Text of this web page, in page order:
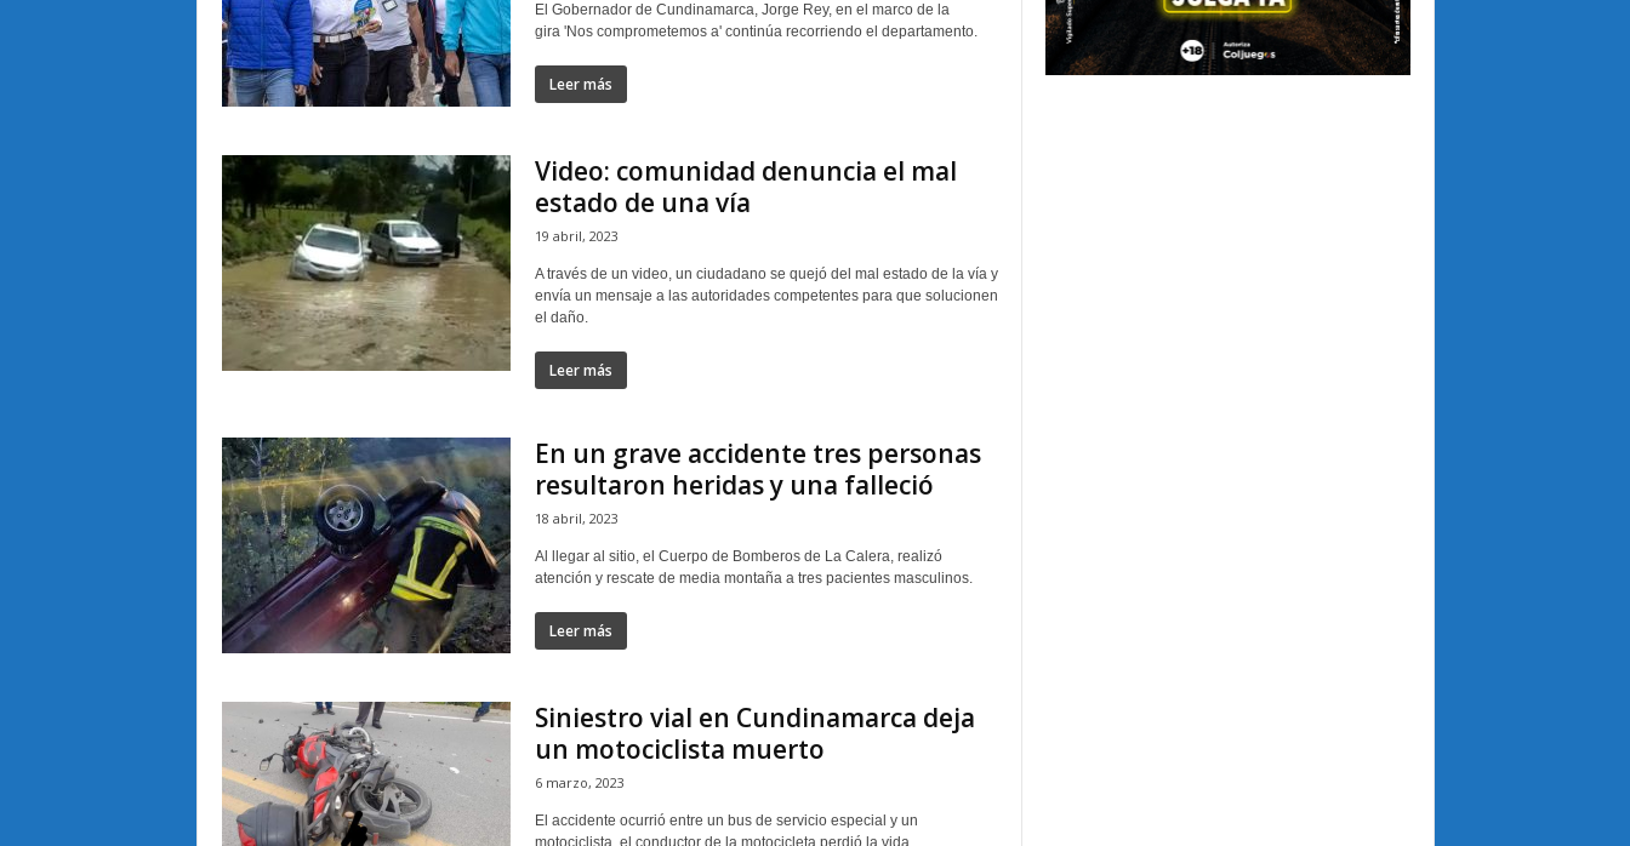
El Gobernador de Cundinamarca, Jorge Rey, en el marco de la
gira 'Nos comprometemos a' continúa recorriendo el departamento.
Leer más
Video: comunidad denuncia el mal
estado de una vía
19 abril, 2023
A través de un video, un ciudadano se quejó del mal estado de la vía y
envía un mensaje a las autoridades competentes para que solucionen
el daño.
Leer más
En un grave accidente tres personas
resultaron heridas y una falleció
18 abril, 2023
Al llegar al sitio, el Cuerpo de Bomberos de La Calera, realizó
atención y rescate de media montaña a tres pacientes masculinos.
Leer más
Siniestro vial en Cundinamarca deja
un motociclista muerto
6 marzo, 2023
El accidente ocurrió entre un bus de servicio especial y un
motociclista, el conductor de la motocicleta perdió la vida.